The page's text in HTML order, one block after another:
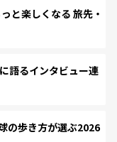
と楽しくなる 旅先・
語るインタビュー連
の歩き方が選ぶ2026